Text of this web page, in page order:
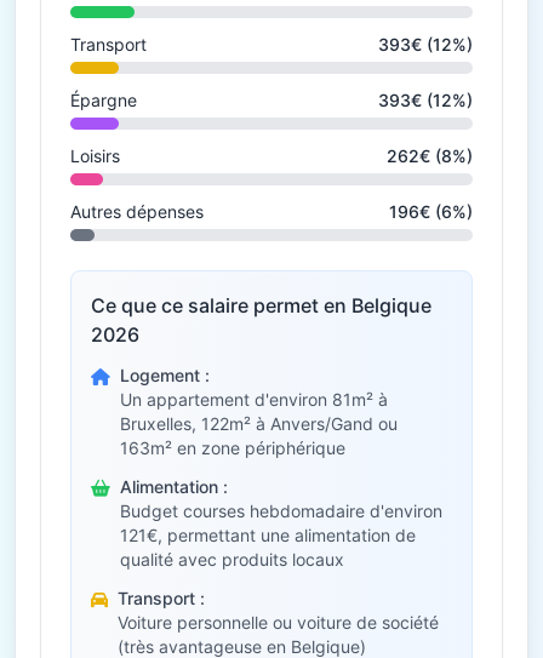
Transport 393€ (12%)
Épargne 393€ (12%)
Loisirs 262€ (8%)
Autres dépenses 196€ (6%)
Ce que ce salaire permet en Belgique
2026
Logement :
Un appartement d'environ 81m² à
Bruxelles, 122m² à Anvers/Gand ou
163m² en zone périphérique
Alimentation :
Budget courses hebdomadaire d'environ
121€, permettant une alimentation de
qualité avec produits locaux
Transport :
Voiture personnelle ou voiture de société
(très avantageuse en Belgique)